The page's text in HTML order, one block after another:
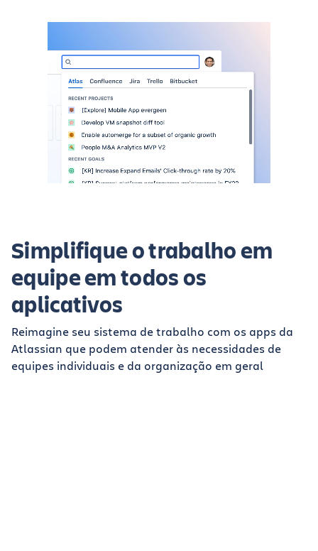
Simplifique o trabalho em
equipe em todos os
aplicativos
Reimagine seu sistema de trabalho com os apps da
Atlassian que podem atender às necessidades de
equipes individuais e da organização em geral